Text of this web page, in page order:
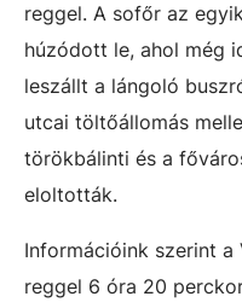
reggel. A sofőr az
húzódott le, ahol még
leszállt a lángoló
utcai töltőállomás
törökbálinti és a
eloltották.
Információink szerint
reggel 6 óra 20